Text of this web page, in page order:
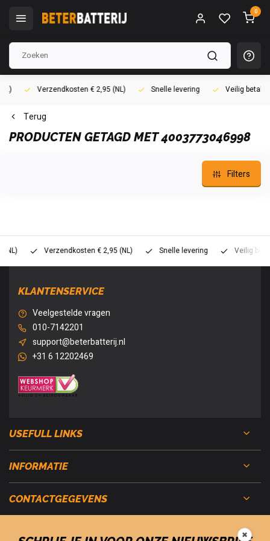
0
Verzendkosten € 2,95 (NL) Snelle levering Veilig betalen
Terug
PRODUCTEN GETAGD MET 4003773046998
Filters
Verzendkosten € 2,95 (NL) Snelle levering Veilig betalen
KLANTENSERVICE
Veelgestelde vragen
010-7142201
support@beterbatterij.nl
+31 6 12202469
USEFULL LINKS
INFORMATIE
CONTACTGEGEVENS
✖